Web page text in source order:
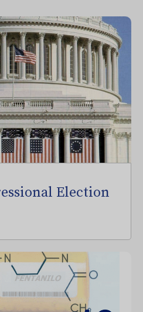
Election